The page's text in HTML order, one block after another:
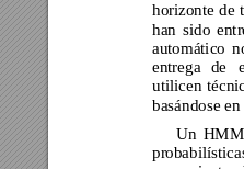
horizonte de
han sido
automático
entrega de
utilicen
basándose
Un HMM